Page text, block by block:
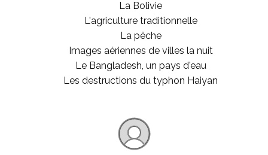
La Bolivie
L'agriculture traditionnelle
La pêche
Images aériennes de villes la nuit
Le Bangladesh, un pays d'eau
Les destructions du typhon Haiyan